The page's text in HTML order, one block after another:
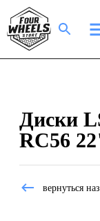
Диски
RC56
вернуться